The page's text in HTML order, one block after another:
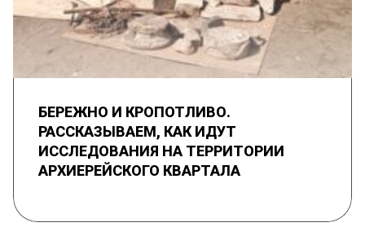
БЕРЕЖНО И КРОПОТЛИВО.
РАССКАЗЫВАЕМ, КАК ИДУТ
ИССЛЕДОВАНИЯ НА ТЕРРИТОРИИ
АРХИЕРЕЙСКОГО КВАРТАЛА